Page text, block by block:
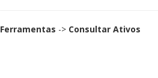
Ferramentas -> Consultar Ativos